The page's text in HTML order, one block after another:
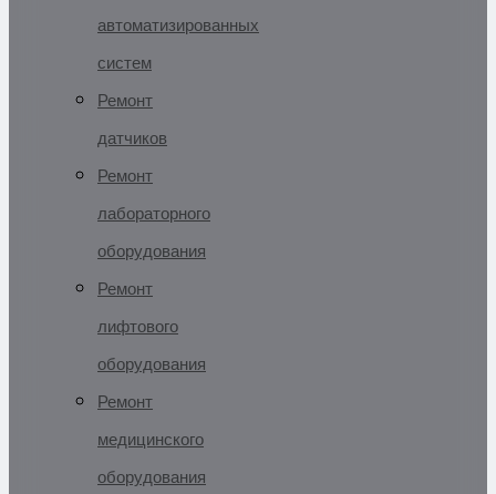
автоматизированных
систем
Ремонт
датчиков
Ремонт
лабораторного
оборудования
Ремонт
лифтового
оборудования
Ремонт
медицинского
оборудования